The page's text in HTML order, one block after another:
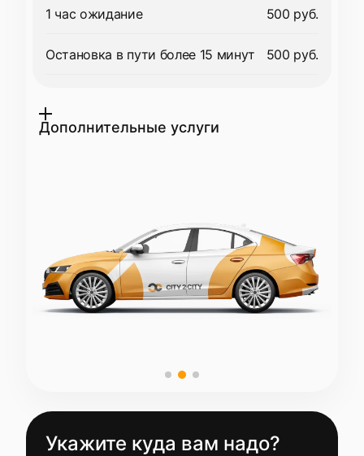
1 час ожидание 500 руб.
Остановка в пути более 15 минут 500 руб.
Дополнительные услуги
Укажите куда вам надо?